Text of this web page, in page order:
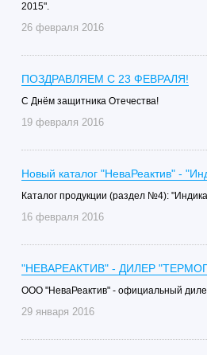
2015".
26 февраля 2016
ПОЗДРАВЛЯЕМ С 23 ФЕВРАЛЯ!
C Днём защитника Отечества!
19 февраля 2016
Новый каталог "НеваРеактив" -
Каталог продукции (раздел №4):
16 февраля 2016
"НЕВАРЕАКТИВ" - ДИЛЕР
ООО "НеваРеактив" - официальный
29 января 2016